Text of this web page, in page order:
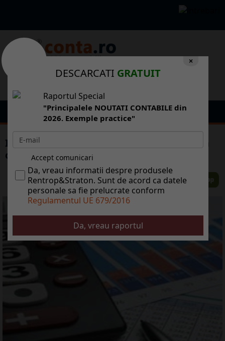
Inregistrari contabile pentru decontarea
cheltuielilor de transport, diurna, cazare
×
DESCARCATI GRATUIT
Raportul Special
"Principalele NOUTATI CONTABILE din
2026. Exemple practice"
Accept comunicari
Da, vreau informatii despre produsele
Rentrop&Straton. Sunt de acord ca datele
personale sa fie prelucrate conform
Regulamentul UE 679/2016